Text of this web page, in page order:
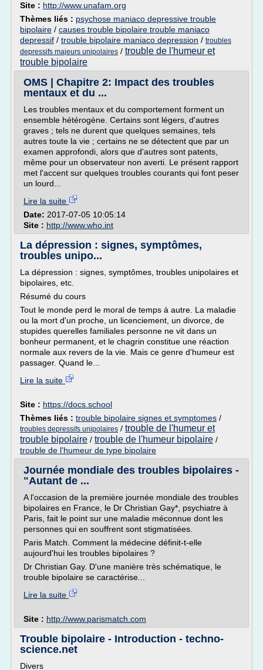
Site : http://www.unafam.org
Thèmes liés : psychose maniaco depressive trouble
bipolaire / causes trouble bipolaire trouble maniaco
depressif / trouble bipolaire maniaco depression / troubles
depressifs majeurs unipolaires / trouble de l'humeur et
trouble bipolaire
OMS | Chapitre 2: Impact des troubles
mentaux et du ...
Les troubles mentaux et du comportement forment un
ensemble hétérogène. Certains sont légers, d'autres
graves ; tels ne durent que quelques semaines, tels
autres toute la vie ; certains ne se détectent que par un
examen approfondi, alors que d'autres sont patents,
même pour un observateur non averti. Le présent rapport
met l'accent sur quelques troubles courants qui font peser
un lourd...
Lire la suite
Date: 2017-07-05 10:05:14
Site : http://www.who.int
La dépression : signes, symptômes,
troubles unipo...
La dépression : signes, symptômes, troubles unipolaires et
bipolaires, etc.
Résumé du cours
Tout le monde perd le moral de temps à autre. La maladie
ou la mort d'un proche, un licenciement, un divorce, de
stupides querelles familiales personne ne vit dans un
bonheur permanent, et le chagrin constitue une réaction
normale aux revers de la vie. Mais ce genre d'humeur est
passager. Quand le...
Lire la suite
Site : https://docs.school
Thèmes liés : trouble bipolaire signes et symptomes /
troubles depressifs unipolaires / trouble de l'humeur et
trouble bipolaire / trouble de l'humeur bipolaire /
trouble de l'humeur de type bipolaire
Journée mondiale des troubles bipolaires -
"Autant de ...
A l'occasion de la première journée mondiale des troubles
bipolaires en France, le Dr Christian Gay*, psychiatre à
Paris, fait le point sur une maladie méconnue dont les
personnes qui en souffrent sont stigmatisées.
Paris Match. Comment la médecine définit-t-elle
aujourd'hui les troubles bipolaires ?
Dr Christian Gay. D'une manière très schématique, le
trouble bipolaire se caractérise...
Lire la suite
Site : http://www.parismatch.com
Trouble bipolaire - Introduction - techno-
science.net
Divers